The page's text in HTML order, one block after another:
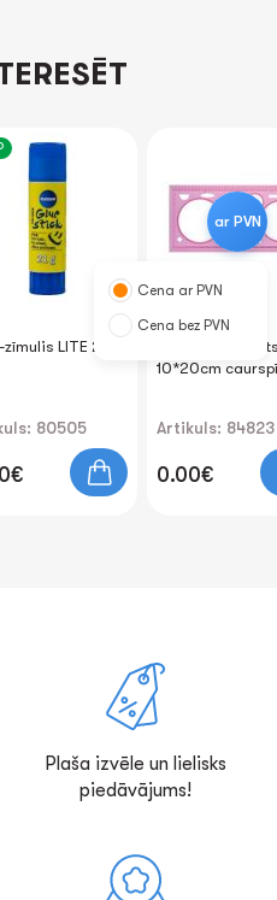
LITE 21gr.
80505
Lineāls-
10*20cm
Artikuls: 84823
0.00€
ar PVN
Cena ar PVN
Cena bez PVN
Plaša izvēle un lielisks
piedāvājums!